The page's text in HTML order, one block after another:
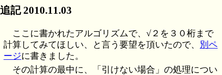
追記 2010.11.03
ここに書かれたアルゴリズムで、√２を３０桁まで
計算してみてほしい、と言う要望を頂いたので、 別ペ
ージに書きました。
その計算の最中に、「引けない場合」の処理につい